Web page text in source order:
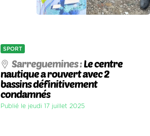
SPORT
Sarreguemines :Le centre
nautique a rouvert avec 2
bassins définitivement
condamnés
Publié le jeudi 17 juillet 2025